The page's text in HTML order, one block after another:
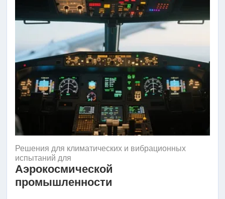
Решения для климатических и вибрационных
испытаний для
Аэрокосмической
промышленности